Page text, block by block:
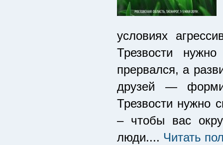
условиях
Трезвости
прервался, а
друзей —
Трезвости нужно
– чтобы вас
люди.... Читать